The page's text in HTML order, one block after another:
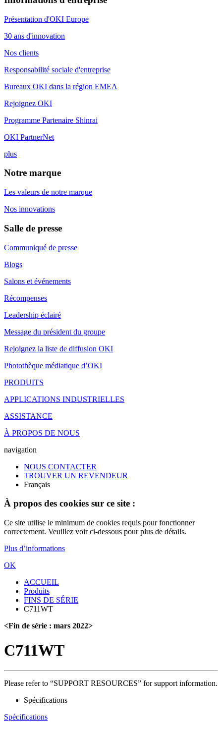
Présentation d'OKI Europe
30 ans d'innovation
Nos clients
Responsabilité sociale d'entreprise
Bureaux OKI dans la région EMEA
Rejoignez OKI
Programme Partenaire Shinrai
OKI PartnerNet
plus
Notre marque
Les valeurs de notre marque
Nos innovations
Salle de presse
Communiqué de presse
Blogs
Salons et événements
Récompenses
Leadership éclairé
Message du président du groupe
Rejoignez la liste de diffusion OKI
Photothèque médiatique d’OKI
PRODUITS
APPLICATIONS INDUSTRIELLES
ASSISTANCE
À PROPOS DE NOUS
navigation
NOUS CONTACTER
TROUVER UN REVENDEUR
Français
À propos des cookies sur ce site :
Ce site utilise le minimum de cookies requis pour fonctionner
correctement. Veuillez voir ci-dessous pour plus de détails.
Plus d’informations
OK
ACCUEIL
Produits
FINS DE SÉRIE
C711WT
<Fin de série : mars 2022>
C711WT
Please refer to “SUPPORT RESOURCES” for support information.
Spécifications
Spécifications